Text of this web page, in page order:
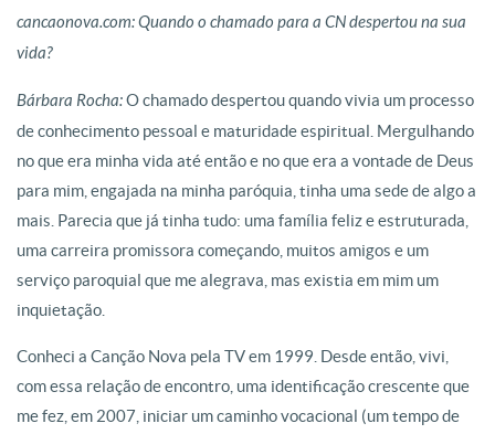
Ilha de Marajó. Foto: Arquivo Pessoal
Ilha de Marajó. Foto: Arquivo Pessoal
cancaonova.com: Quando o chamado para a CN despertou na sua
vida?
Bárbara Rocha:O chamado despertou quando vivia um processo
de conhecimento pessoal e maturidade espiritual. Mergulhando
no que era minha vida até então e no que era a vontade de Deus
para mim, engajada na minha paróquia, tinha uma sede de algo a
mais. Parecia que já tinha tudo: uma família feliz e estruturada,
uma carreira promissora começando, muitos amigos e um
serviço paroquial que me alegrava, mas existia em mim um
inquietação.
Conheci a Canção Nova pela TV em 1999. Desde então, vivi,
com essa relação de encontro, uma identificação crescente que
me fez, em 2007, iniciar um caminho vocacional (um tempo de